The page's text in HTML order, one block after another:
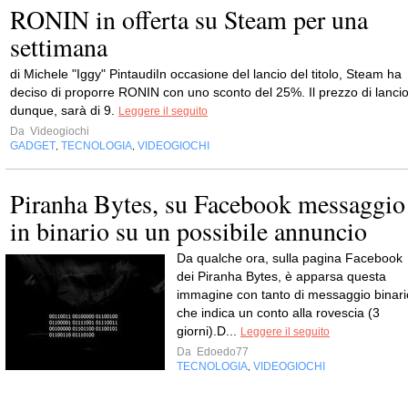
RONIN in offerta su Steam per una
settimana
di Michele "Iggy" PintaudiIn occasione del lancio del titolo, Steam ha
deciso di proporre RONIN con uno sconto del 25%. Il prezzo di
dunque, sarà di 9.
Leggere il seguito
Da Videogiochi
GADGET TECNOLOGIA VIDEOGIOCHI
Piranha Bytes, su Facebook messaggio
in binario su un possibile annuncio
Da qualche ora, sulla pagina Facebook
dei Piranha Bytes, è apparsa questa
immagine con tanto di messaggio
che indica un conto alla rovescia (3
giorni).D...
Leggere il seguito
Da Edoedo77
TECNOLOGIA VIDEOGIOCHI